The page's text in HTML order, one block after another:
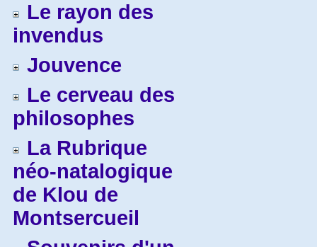
Le rayon des
invendus
Jouvence
Le cerveau des
philosophes
La Rubrique
néo-natalogique
de Klou de
Montsercueil